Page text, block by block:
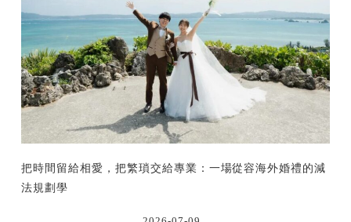
把時間留給相愛，把繁瑣交給專業：一場從容海外婚禮的減
法規劃學